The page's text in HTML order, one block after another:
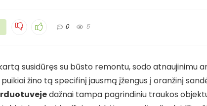
0 5
susidūręs su būsto remontu, sodo atnaujinimu
žino tą specifinį jausmą įžengus į oranžinį
dažnai tampa pagrindiniu traukos